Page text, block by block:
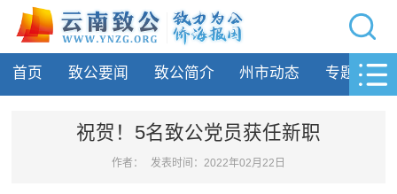
网站导航
首页
致公要闻
致公简介
首页 致公要闻 致公简介 州市动态 专题活动
祝贺！5名致公党员获任新职
作者： 发表时间：2022年02月22日